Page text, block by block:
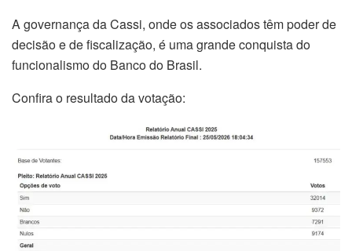
A governança da Cassi, onde os associados têm poder de
decisão e de fiscalização, é uma grande conquista do
funcionalismo do Banco do Brasil.
Confira o resultado da votação: